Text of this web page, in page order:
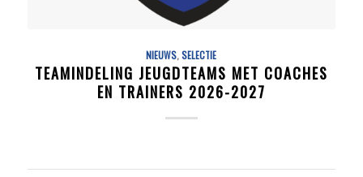
NIEUWS,SELECTIE
TEAMINDELING JEUGDTEAMS MET COACHES
EN TRAINERS 2026-2027